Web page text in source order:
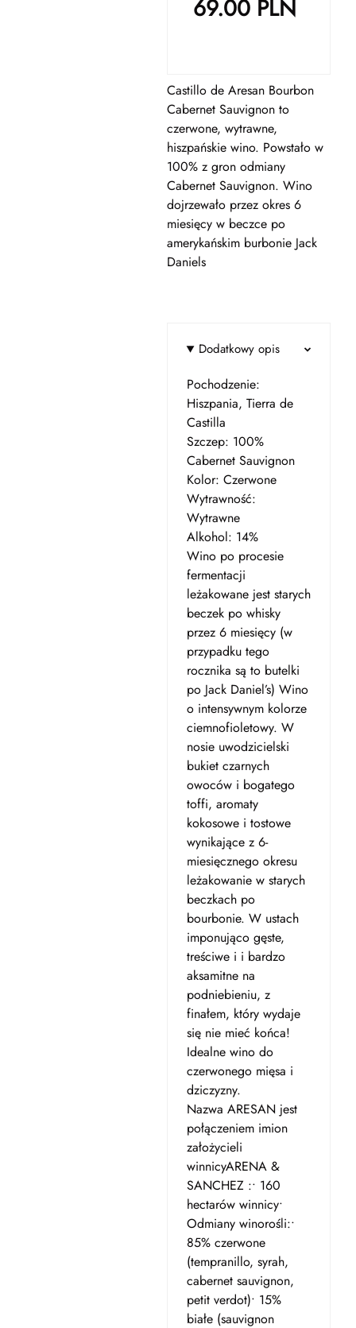
69.00PLN
Castillo de Aresan Bourbon
Cabernet Sauvignon to
czerwone, wytrawne,
hiszpańskie wino. Powstało w
100% z gron odmiany
Cabernet Sauvignon. Wino
dojrzewało przez okres 6
miesięcy w beczce po
amerykańskim burbonie Jack
Daniels
Dodatkowy opis
Pochodzenie:
Hiszpania, Tierra de
Castilla
Szczep: 100%
Cabernet Sauvignon
Kolor: Czerwone
Wytrawność:
Wytrawne
Alkohol: 14%
Wino po procesie
fermentacji
leżakowane jest starych
beczek po whisky
przez 6 miesięcy (w
przypadku tego
rocznika są to butelki
po Jack Daniel’s) Wino
o intensywnym kolorze
ciemnofioletowy. W
nosie uwodzicielski
bukiet czarnych
owoców i bogatego
toffi, aromaty
kokosowe i tostowe
wynikające z 6-
miesięcznego okresu
leżakowanie w starych
beczkach po
bourbonie. W ustach
imponująco gęste,
treściwe i i bardzo
aksamitne na
podniebieniu, z
finałem, który wydaje
się nie mieć końca!
Idealne wino do
czerwonego mięsa i
dziczyzny.
Nazwa ARESAN jest
połączeniem imion
założycieli
winnicyARENA &
SANCHEZ :• 160
hectarów winnicy•
Odmiany winorośli:•
85% czerwone
(tempranillo, syrah,
cabernet sauvignon,
petit verdot)• 15%
białe (sauvignon